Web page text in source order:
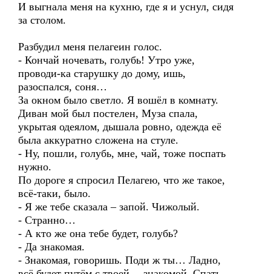
И выгнала меня на кухню, где я и уснул, сидя
за столом.
Разбудил меня пелагеин голос.
- Кончай ночевать, голубь! Утро уже,
проводи-ка старушку до дому, ишь,
разоспался, соня…
За окном было светло. Я вошёл в комнату.
Диван мой был постелен, Муза спала,
укрытая одеялом, дышала ровно, одежда её
была аккуратно сложена на стуле.
- Ну, пошли, голубь, мне, чай, тоже поспать
нужно.
По дороге я спросил Пелагею, что же такое,
всё-таки, было.
- Я же тебе сказала – запой. Чижолый.
- Странно…
- А кто же она тебе будет, голубь?
- Да знакомая.
- Знакомая, говоришь. Поди ж ты… Ладно,